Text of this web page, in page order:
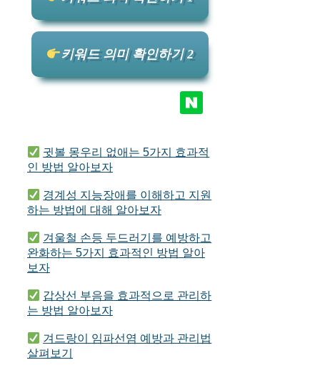
키워드 의미 확인하기 2
귓볼 몽우리 없애는 5가지 효과적
인 방법 알아보자
경계성 지능장애를 이해하고 지원
하는 방법에 대해 알아보자
겨울철 손등 두드러기를 예방하고
완화하는 5가지 효과적인 방법 알아
보자
갑상선 부음을 효과적으로 관리하
는 방법 알아보자
겨드랑이 임파선염 예방과 관리법
살펴보기